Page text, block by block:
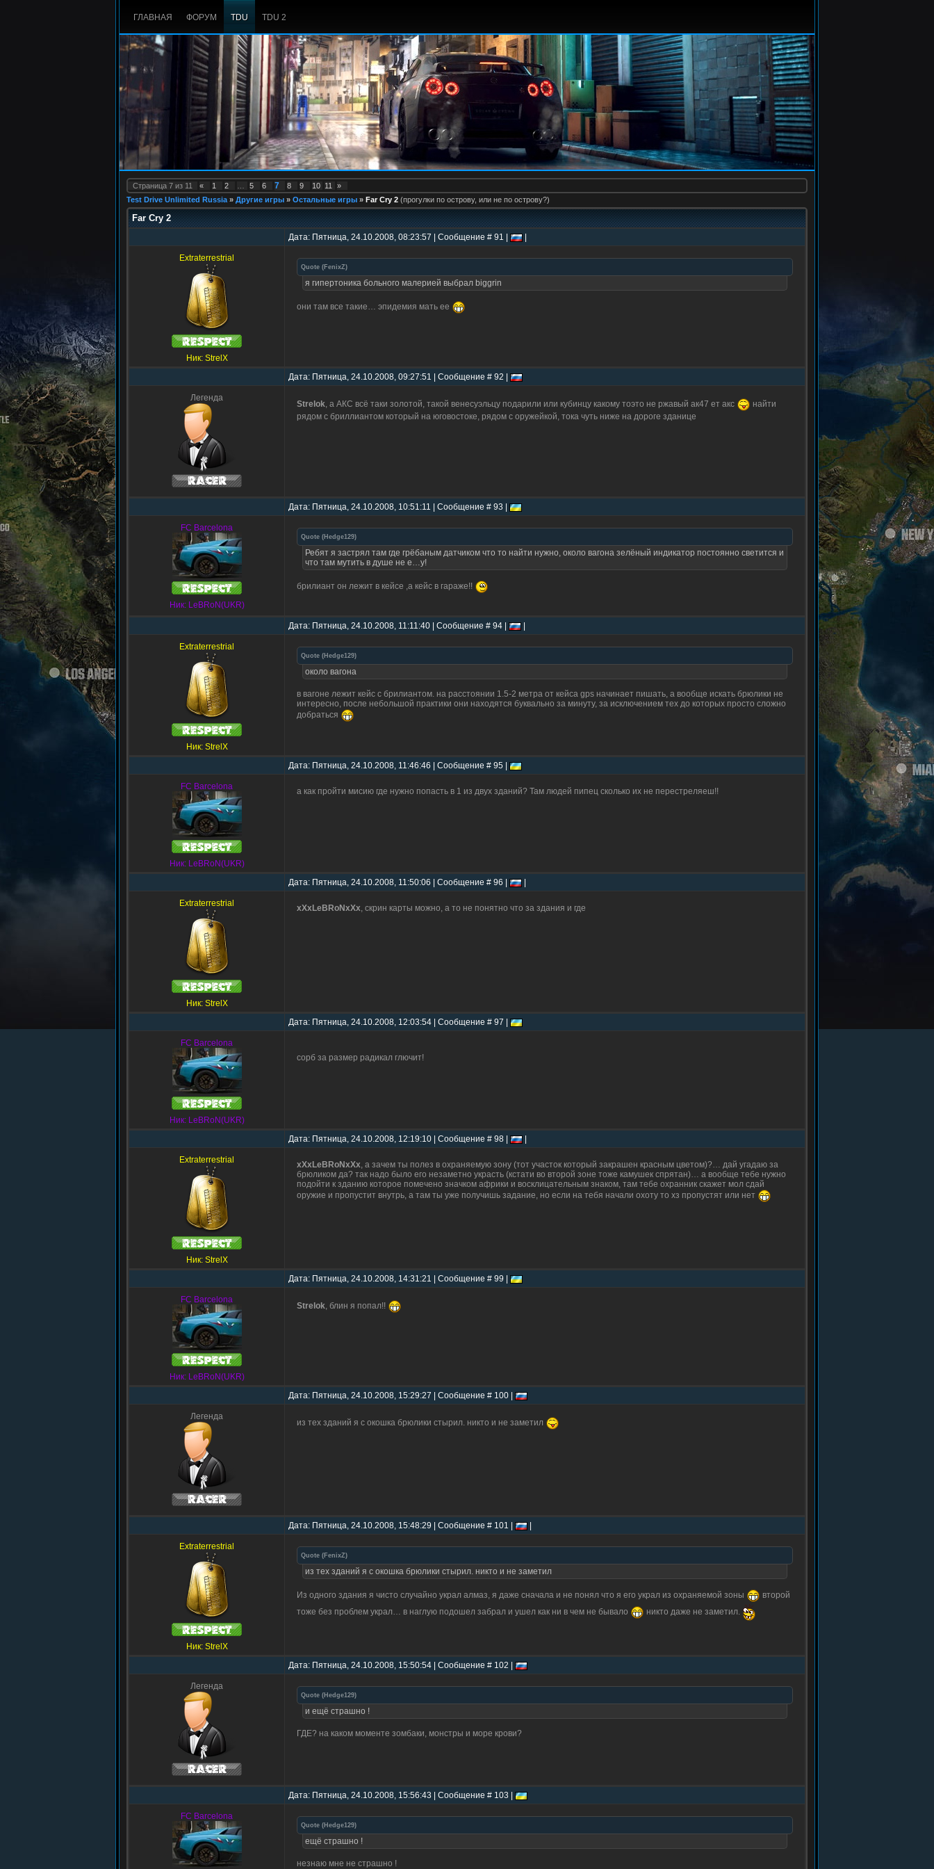
ГЛАВНАЯ ФОРУМ TDU TDU 2
Страница 7 из 11 « 1 2 5 6 7 8 9 10 11
»
Test Drive Unlimited Russia » Другие игры » Остальные игры » Far Cry 2 (прогулки по острову, или не по острову?)
Far Cry 2
Дата: Пятница, 24.10.2008, 08:23:57 | Сообщение # 91 |
Extraterrestrial
Ник: StrelX
Quote ( FenixZ)
я гипертоника больного малерией выбрал biggrin
они там все такие… эпидемия мать ее
Дата: Пятница, 24.10.2008, 09:27:51 | Сообщение # 92 |
Легенда
Strelok, а АКС всё таки золотой, такой венесуэльцу подарили или кубинцу какому тоэто не ржавый ак47 ет акс
найти
рядом с бриллиантом который на юговостоке, рядом с оружейкой, тока чуть ниже на дороге зданице
Дата: Пятница, 24.10.2008, 10:51:11 | Сообщение # 93 |
FC Barcelona
Ник: LeBRoN(UKR)
Quote ( Hedge129)
Ребят я застрял там где грёбаным датчиком что то найти нужно, около вагона зелёный индикатор постоянно светится и
что там мутить в душе не е…у!
брилиант он лежит в кейсе ,а кейс в гараже!!
Дата: Пятница, 24.10.2008, 11:11:40 | Сообщение # 94 |
Extraterrestrial
Ник: StrelX
Quote ( Hedge129)
около вагона
в вагоне лежит кейс с брилиантом. на расстоянии 1.5-2 метра от кейса gps начинает пишать, а вообще искать брюлики не
интересно, после небольшой практики они находятся буквально за минуту, за исключением тех до которых просто сложно
добраться
Дата: Пятница, 24.10.2008, 11:46:46 | Сообщение # 95 |
FC Barcelona
Ник: LeBRoN(UKR)
а как пройти мисию где нужно попасть в 1 из двух зданий? Там людей пипец сколько их не перестреляеш!!
Дата: Пятница, 24.10.2008, 11:50:06 | Сообщение # 96 |
Extraterrestrial
Ник: StrelX
xXxLeBRoNxXx, скрин карты можно, а то не понятно что за здания и где
Дата: Пятница, 24.10.2008, 12:03:54 | Сообщение # 97 |
FC Barcelona
Ник: LeBRoN(UKR)
сорб за размер радикал глючит!
Дата: Пятница, 24.10.2008, 12:19:10 | Сообщение # 98 |
Extraterrestrial
Ник: StrelX
xXxLeBRoNxXx, а зачем ты полез в охраняемую зону (тот участок который закрашен красным цветом)?… дай угадаю за
брюликом да? так надо было его незаметно украсть (кстати во второй зоне тоже камушек спрятан)… а вообще тебе нужно
подойти к зданию которое помечено значком африки и восклицательным знаком, там тебе охранник скажет мол сдай
оружие и пропустит внутрь, а там ты уже получишь задание, но если на тебя начали охоту то хз пропустят или нет
Дата: Пятница, 24.10.2008, 14:31:21 | Сообщение # 99 |
FC Barcelona
Ник: LeBRoN(UKR)
Strelok, блин я попал!!
Дата: Пятница, 24.10.2008, 15:29:27 | Сообщение # 100 |
Легенда
из тех зданий я с окошка брюлики стырил. никто и не заметил
Дата: Пятница, 24.10.2008, 15:48:29 | Сообщение # 101 |
Extraterrestrial
Ник: StrelX
Quote ( FenixZ)
из тех зданий я с окошка брюлики стырил. никто и не заметил
Из одного здания я чисто случайно украл алмаз, я даже сначала и не понял что я его украл из охраняемой зоны
второй
тоже без проблем украл… в наглую подошел забрал и ушел как ни в чем не бывало
никто даже не заметил.
Дата: Пятница, 24.10.2008, 15:50:54 | Сообщение # 102 |
Легенда
Quote ( Hedge129)
и ещё страшно !
ГДЕ? на каком моменте зомбаки, монстры и море крови?
Дата: Пятница, 24.10.2008, 15:56:43 | Сообщение # 103 |
FC Barcelona
Quote ( Hedge129)
ещё страшно !
незнаю мне не страшно !